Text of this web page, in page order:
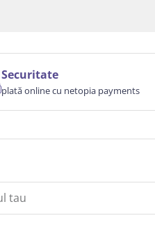
Securitate
plată online cu netopia payments